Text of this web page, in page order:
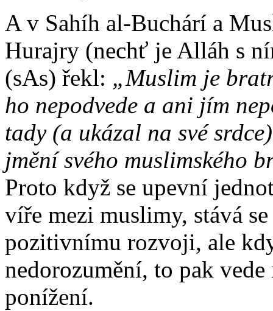
A v Sahíh al-Buchárí a
Hurajry (nechť je Alláh s
(sAs) řekl: „Muslim je
ho nepodvede a ani jím
tady (a ukázal na své
jmění svého muslimského
Proto když se upevní
víře mezi muslimy, stává
pozitivnímu rozvoji, ale
nedorozumění, to pak
ponížení.